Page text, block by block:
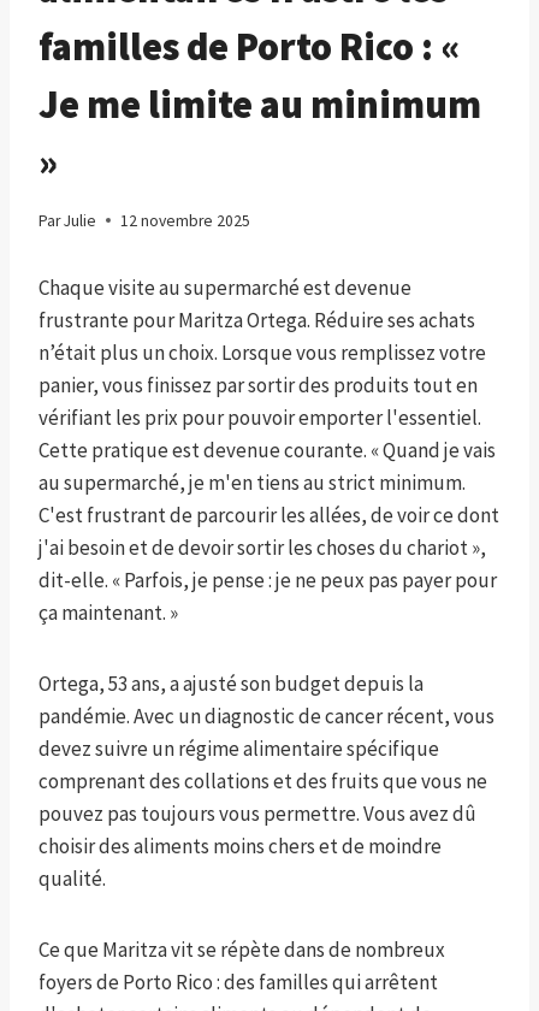
familles de Porto Rico : «
Je me limite au minimum
»
ParJulie 12 novembre 2025
Chaque visite au supermarché est devenue
frustrante pour Maritza Ortega. Réduire ses achats
n’était plus un choix. Lorsque vous remplissez votre
panier, vous finissez par sortir des produits tout en
vérifiant les prix pour pouvoir emporter l'essentiel.
Cette pratique est devenue courante. « Quand je vais
au supermarché, je m'en tiens au strict minimum.
C'est frustrant de parcourir les allées, de voir ce dont
j'ai besoin et de devoir sortir les choses du chariot »,
dit-elle. « Parfois, je pense : je ne peux pas payer pour
ça maintenant. »
Ortega, 53 ans, a ajusté son budget depuis la
pandémie. Avec un diagnostic de cancer récent, vous
devez suivre un régime alimentaire spécifique
comprenant des collations et des fruits que vous ne
pouvez pas toujours vous permettre. Vous avez dû
choisir des aliments moins chers et de moindre
qualité.
Ce que Maritza vit se répète dans de nombreux
foyers de Porto Rico : des familles qui arrêtent